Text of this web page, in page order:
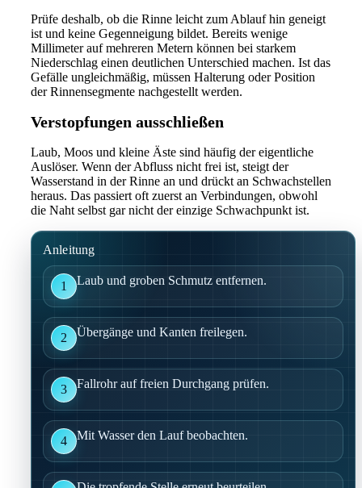
Prüfe deshalb, ob die Rinne leicht zum Ablauf hin geneigt
ist und keine Gegenneigung bildet. Bereits wenige
Millimeter auf mehreren Metern können bei starkem
Niederschlag einen deutlichen Unterschied machen. Ist das
Gefälle ungleichmäßig, müssen Halterung oder Position
der Rinnensegmente nachgestellt werden.
Verstopfungen ausschließen
Laub, Moos und kleine Äste sind häufig der eigentliche
Auslöser. Wenn der Abfluss nicht frei ist, steigt der
Wasserstand in der Rinne an und drückt an Schwachstellen
heraus. Das passiert oft zuerst an Verbindungen, obwohl
die Naht selbst gar nicht der einzige Schwachpunkt ist.
Anleitung
1 Laub und groben Schmutz entfernen.
2 Übergänge und Kanten freilegen.
3 Fallrohr auf freien Durchgang prüfen.
4 Mit Wasser den Lauf beobachten.